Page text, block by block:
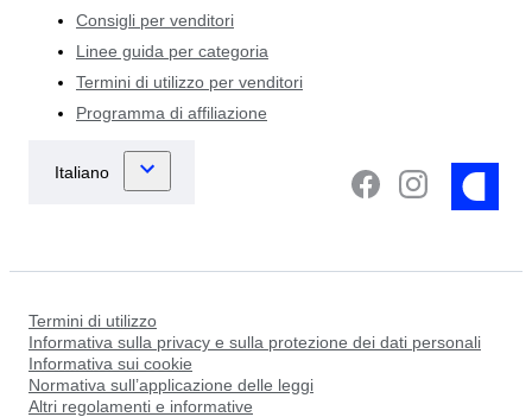
Consigli per venditori
Linee guida per categoria
Termini di utilizzo per venditori
Programma di affiliazione
Termini di utilizzo
Informativa sulla privacy e sulla protezione dei dati personali
Informativa sui cookie
Normativa sull’applicazione delle leggi
Altri regolamenti e informative